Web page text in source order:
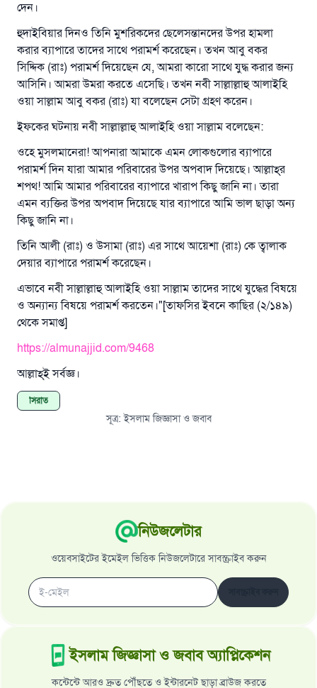
দেন।
হুদাইবিয়ার দিনও তিনি মুশরিকদের ছেলেসন্তানদের উপর হামলা
করার ব্যাপারে তাদের সাথে পরামর্শ করেছেন। তখন আবু বকর
সিদ্দিক (রাঃ) পরামর্শ দিয়েছেন যে, আমরা কারো সাথে যুদ্ধ করার জন্য
আসিনি। আমরা উমরা করতে এসেছি। তখন নবী সাল্লাল্লাহু আলাইহি
ওয়া সাল্লাম আবু বকর (রাঃ) যা বলেছেন সেটা গ্রহণ করেন।
ইফকের ঘটনায় নবী সাল্লাল্লাহু আলাইহি ওয়া সাল্লাম বলেছেন:
ওহে মুসলমানেরা! আপনারা আমাকে এমন লোকগুলোর ব্যাপারে
পরামর্শ দিন যারা আমার পরিবারের উপর অপবাদ দিয়েছে। আল্লাহ্‌র
শপথ! আমি আমার পরিবারের ব্যাপারে খারাপ কিছু জানি না। তারা
এমন ব্যক্তির উপর অপবাদ দিয়েছে যার ব্যাপারে আমি ভাল ছাড়া অন্য
কিছু জানি না।
তিনি আলী (রাঃ) ও উসামা (রাঃ) এর সাথে আয়েশা (রাঃ) কে ত্বালাক
দেয়ার ব্যাপারে পরামর্শ করেছেন।
এভাবে নবী সাল্লাল্লাহু আলাইহি ওয়া সাল্লাম তাদের সাথে যুদ্ধের বিষয়ে
ও অন্যান্য বিষয়ে পরামর্শ করতেন।"[তাফসির ইবনে কাছির (২/১৪৯)
থেকে সমাপ্ত]
https://almunajjid.com/9468
আল্লাহ্‌ই সর্বজ্ঞ।
সিরাত
সূত্র:ইসলাম জিজ্ঞাসা ও জবাব
নিউজলেটার
ওয়েবসাইটের ইমেইল ভিত্তিক নিউজলেটারে সাবস্ক্রাইব করুন
ইসলাম জিজ্ঞাসা ও জবাব অ্যাপ্লিকেশন
কন্টেন্টে আরও দ্রুত পৌঁছতে ও ইন্টারনেট ছাড়া ব্রাউজ করতে